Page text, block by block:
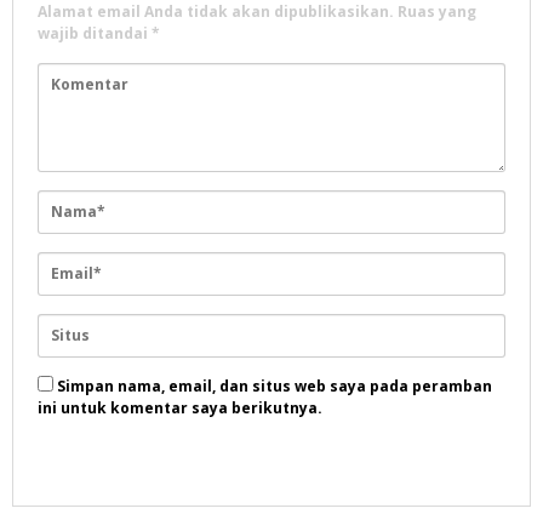
Alamat email Anda tidak akan dipublikasikan. Ruas yang
wajib ditandai *
Simpan nama, email, dan situs web saya pada peramban
ini untuk komentar saya berikutnya.